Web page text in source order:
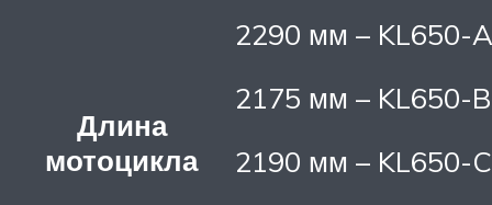
Длина
мотоцикла
2290 мм – KL650-A
2175 мм – KL650-B
2190 мм – KL650-C